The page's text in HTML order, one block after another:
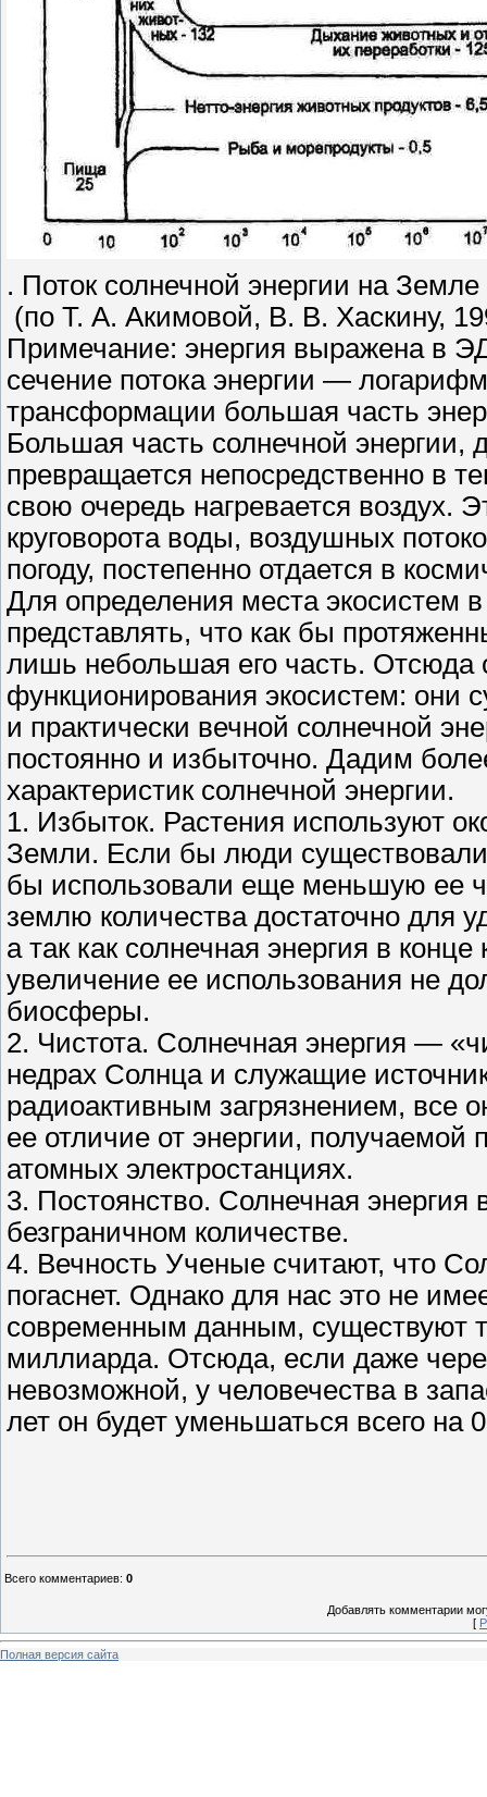
. Поток солнечной энергии на
(по Т. А. Акимовой, В. В. Хаскину,
Примечание: энергия выражена в
сечение потока энергии —
трансформации большая часть
Большая часть солнечной энергии,
превращается непосредственно в
свою очередь нагревается воздух.
круговорота воды, воздушных
погоду, постепенно отдается в
Для определения места экосистем
представлять, что как бы
лишь небольшая его часть. Отсюда
функционирования экосистем: они
и практически вечной солнечной
постоянно и избыточно. Дадим
характеристик солнечной энергии.
1. Избыток. Растения используют
Земли. Если бы люди существовали
бы использовали еще меньшую ее
землю количества достаточно для
а так как солнечная энергия в
увеличение ее использования не
биосферы.
2. Чистота. Солнечная энергия —
недрах Солнца и служащие
радиоактивным загрязнением, все
ее отличие от энергии, получаемой
атомных электростанциях.
3. Постоянство. Солнечная энергия
безграничном количестве.
4. Вечность Ученые считают, что
погаснет. Однако для нас это не
современным данным, существуют
миллиарда. Отсюда, если даже
невозможной, у человечества в
лет он будет уменьшаться всего на
Всего комментариев: 0
Добавлять комментарии
[
Полная версия сайта